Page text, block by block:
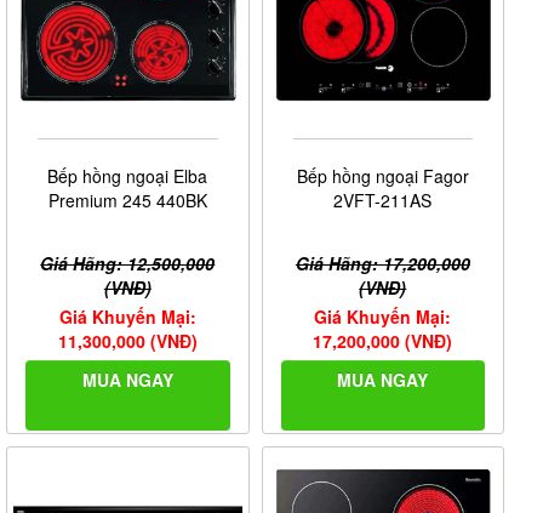
Bếp hồng ngoại Elba
Premium 245 440BK
Giá Hãng: 12,500,000
(VNĐ)
Giá Khuyến Mại:
11,300,000 (VNĐ)
MUA NGAY
Bếp hồng ngoại Fagor
2VFT-211AS
Giá Hãng: 17,200,000
(VNĐ)
Giá Khuyến Mại:
17,200,000 (VNĐ)
MUA NGAY